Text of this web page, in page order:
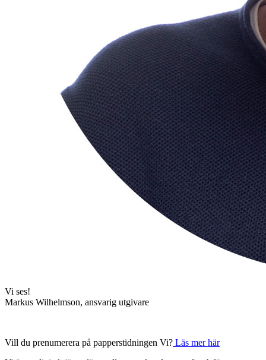
Vi ses!
Markus Wilhelmson, ansvarig utgivare
Vill du prenumerera på papperstidningen Vi? Läs mer här